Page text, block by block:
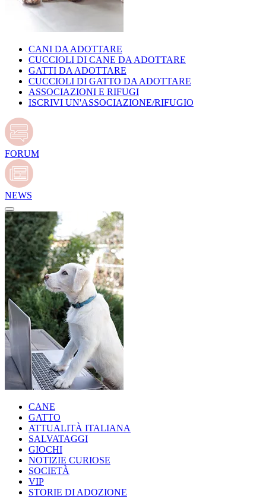
CANI DA ADOTTARE
CUCCIOLI DI CANE DA ADOTTARE
GATTI DA ADOTTARE
CUCCIOLI DI GATTO DA ADOTTARE
ASSOCIAZIONI E RIFUGI
ISCRIVI UN'ASSOCIAZIONE/RIFUGIO
FORUM
NEWS
CANE
GATTO
ATTUALITÀ ITALIANA
SALVATAGGI
GIOCHI
NOTIZIE CURIOSE
SOCIETÀ
VIP
STORIE DI ADOZIONE